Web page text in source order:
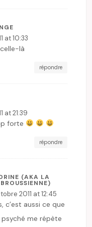
at 10:33
là
répondre
at 21:39
forte
répondre
(AKA LA
2011 at 12:45
c’est aussi ce que
me répète